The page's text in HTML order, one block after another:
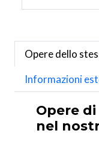
Opere dello
Informazioni
Opere
nel